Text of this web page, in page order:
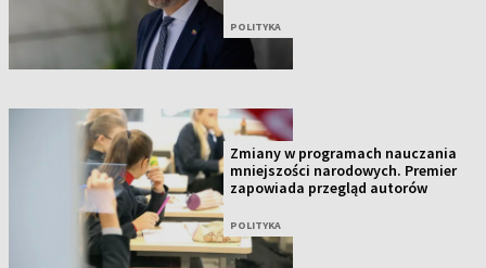
POLITYKA
Zmiany w programach nauczania
mniejszości narodowych. Premier
zapowiada przegląd autorów
POLITYKA